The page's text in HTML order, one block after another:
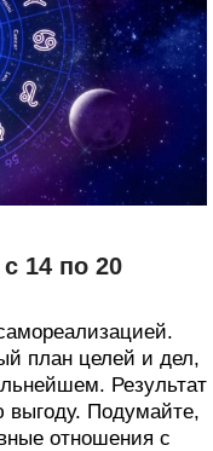
14 по 20
план целей и дел,
Результат
Подумайте,
отношения с